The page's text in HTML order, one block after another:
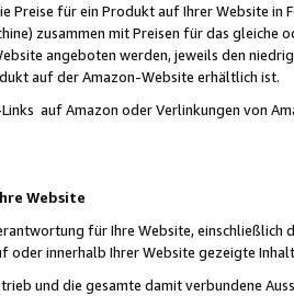
Preise für ein Produkt auf Ihrer Website
zusammen mit Preisen für das
angeboten werden, jeweils den
auf der Amazon-Website erhältlich ist.
auf Amazon oder Verlinkungen von
Website
für Ihre Website,
oder innerhalb Ihrer Website gezeigte
und die gesamte damit verbundene